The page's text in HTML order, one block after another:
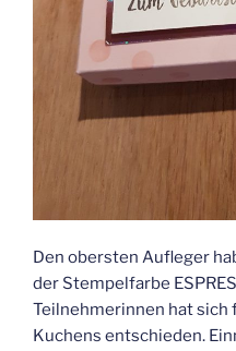
Den obersten Aufleger
der Stempelfarbe
Teilnehmerinnen hat sich
Kuchens entschieden.